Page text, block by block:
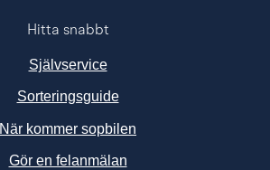
Hitta snabbt
Självservice
Sorteringsguide
När kommer sopbilen
Gör en felanmälan